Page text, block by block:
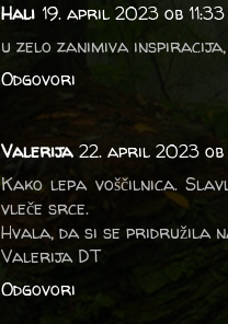
Hali 19. april 2023 ob 11:33
u zelo zanimiva
Odgovori
Valerija 22. april 2023
Kako lepa voščilnica.
vleče srce.
Hvala, da si se pridružila
Valerija DT
Odgovori